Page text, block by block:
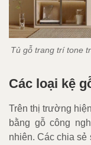
Tủ gỗ trang trí tone
Các loại kệ
Trên thị trường
bằng gỗ công
nhiên. Các chia sẻ